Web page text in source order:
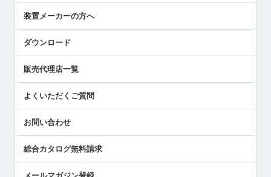
採用情報
国/地域/言語
エアマイクロセンサ製品
メトロールの技術
社員ブログ
中小企業のBCP地震対策
センサのテクニカルガイド
社長ブログ
装置メーカーの方へ
ダウンロード
販売代理店一覧
よくいただくご質問
お問い合わせ
総合カタログ無料請求